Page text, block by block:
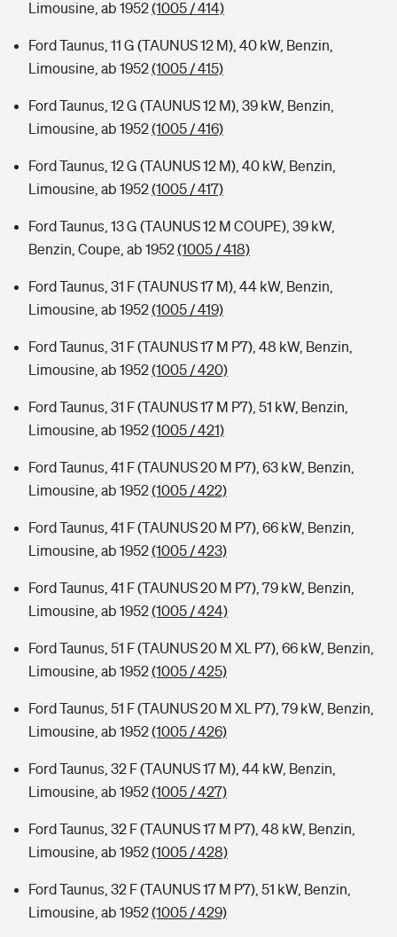
Limousine, ab 1952(1005 / 414)
Ford Taunus, 11 G (TAUNUS 12 M), 40 kW, Benzin,
Limousine, ab 1952(1005 / 415)
Ford Taunus, 12 G (TAUNUS 12 M), 39 kW, Benzin,
Limousine, ab 1952(1005 / 416)
Ford Taunus, 12 G (TAUNUS 12 M), 40 kW, Benzin,
Limousine, ab 1952(1005 / 417)
Ford Taunus, 13 G (TAUNUS 12 M COUPE), 39 kW,
Benzin, Coupe, ab 1952(1005 / 418)
Ford Taunus, 31 F (TAUNUS 17 M), 44 kW, Benzin,
Limousine, ab 1952(1005 / 419)
Ford Taunus, 31 F (TAUNUS 17 M P7), 48 kW, Benzin,
Limousine, ab 1952(1005 / 420)
Ford Taunus, 31 F (TAUNUS 17 M P7), 51 kW, Benzin,
Limousine, ab 1952(1005 / 421)
Ford Taunus, 41 F (TAUNUS 20 M P7), 63 kW, Benzin,
Limousine, ab 1952(1005 / 422)
Ford Taunus, 41 F (TAUNUS 20 M P7), 66 kW, Benzin,
Limousine, ab 1952(1005 / 423)
Ford Taunus, 41 F (TAUNUS 20 M P7), 79 kW, Benzin,
Limousine, ab 1952(1005 / 424)
Ford Taunus, 51 F (TAUNUS 20 M XL P7), 66 kW, Benzin,
Limousine, ab 1952(1005 / 425)
Ford Taunus, 51 F (TAUNUS 20 M XL P7), 79 kW, Benzin,
Limousine, ab 1952(1005 / 426)
Ford Taunus, 32 F (TAUNUS 17 M), 44 kW, Benzin,
Limousine, ab 1952(1005 / 427)
Ford Taunus, 32 F (TAUNUS 17 M P7), 48 kW, Benzin,
Limousine, ab 1952(1005 / 428)
Ford Taunus, 32 F (TAUNUS 17 M P7), 51 kW, Benzin,
Limousine, ab 1952(1005 / 429)